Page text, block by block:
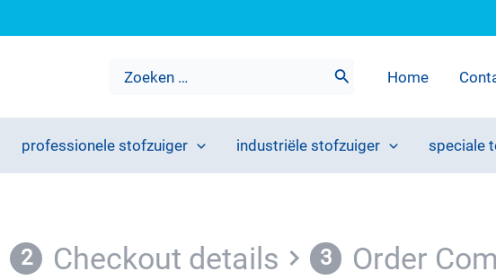
Zoeken
naar:
Home
professionele stofzuiger industriële stofzuiger speciale
2 Checkout details 3 Order